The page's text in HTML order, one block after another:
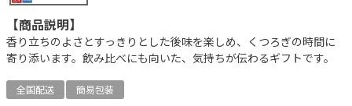
【商品説明】
香り立ちのよさとすっきりとした後味を楽しめ、くつろぎの時間に
寄り添います。飲み比べにも向いた、気持ちが伝わるギフトです。
全国配送
簡易包装